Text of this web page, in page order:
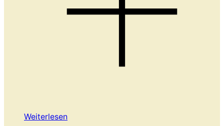
Weiterlesen